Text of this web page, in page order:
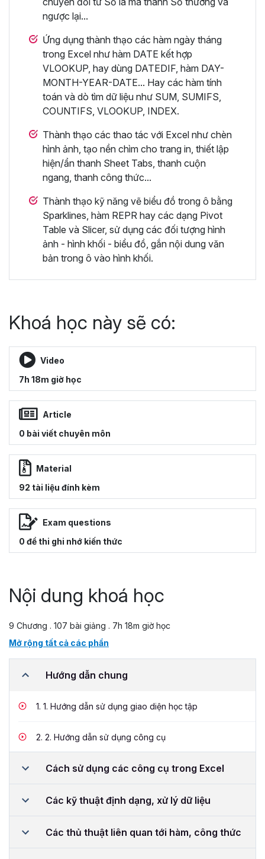
ngược lại...
Ứng dụng thành thạo các hàm ngày tháng
trong Excel như hàm DATE kết hợp
VLOOKUP, hay dùng DATEDIF, hàm DAY-
MONTH-YEAR-DATE... Hay các hàm tính
toán và dò tìm dữ liệu như SUM, SUMIFS,
COUNTIFS, VLOOKUP, INDEX.
Thành thạo các thao tác với Excel như chèn
hình ảnh, tạo nền chìm cho trang in, thiết lập
hiện/ẩn thanh Sheet Tabs, thanh cuộn
ngang, thanh công thức...
Thành thạo kỹ năng vẽ biểu đồ trong ô bằng
Sparklines, hàm REPR hay các dạng Pivot
Table và Slicer, sử dụng các đối tượng hình
ảnh - hình khối - biểu đồ, gắn nội dung văn
bản trong ô vào hình khối.
Khoá học này sẽ có:
Video
7h 18m giờ học
Article
0 bài viết chuyên môn
Material
92 tài liệu đính kèm
Exam questions
0 đề thi ghi nhớ kiến thức
Nội dung khoá học
9 Chương . 107 bài giảng . 7h 18m giờ học
Mở rộng tất cả các phần
Hướng dẫn chung
1. 1. Hướng dẫn sử dụng giao diện học tập
2. 2. Hướng dẫn sử dụng công cụ
Cách sử dụng các công cụ trong Excel
Các kỹ thuật định dạng, xử lý dữ liệu
Các thủ thuật liên quan tới hàm, công thức